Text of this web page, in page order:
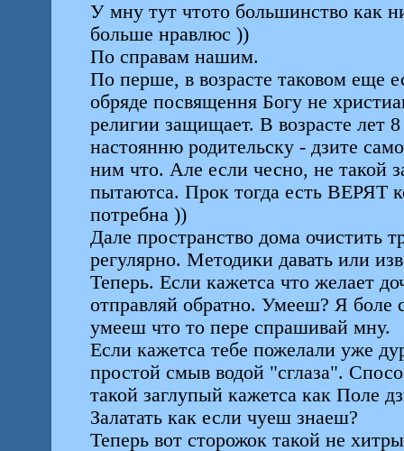
У мну тут чтото большинство как
больше нравлюс ))
По справам нашим.
По перше, в возрасте таковом еще
обряде посвящення Богу не
религии защищает. В возрасте лет
настоянню родительску - дзите
ним что. Але если чесно, не такой
пытаютса. Прок тогда есть ВЕРЯТ
потребна ))
Дале пространство дома очистить
регулярно. Методики давать или
Теперь. Если кажетса что желает
отправляй обратно. Умееш? Я боле
умееш что то пере спрашивай мну.
Если кажетса тебе пожелали уже
простой смыв водой "сглаза".
такой заглупый кажетса как Поле
Залатать как если чуеш знаеш?
Теперь вот сторожок такой не